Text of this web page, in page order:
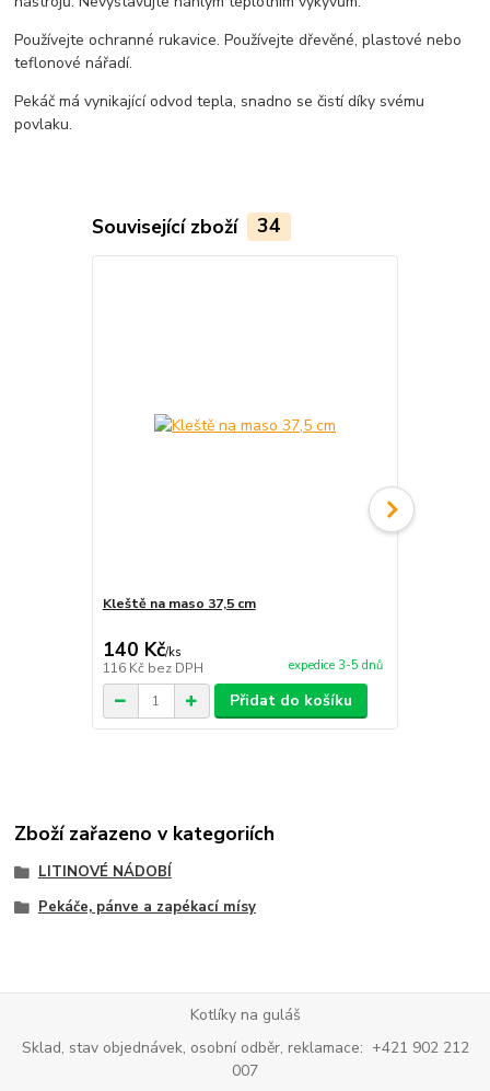
Používejte ochranné rukavice. Používejte dřevěné, plastové nebo
teflonové nářadí.
Pekáč má vynikající odvod tepla, snadno se čistí díky svému
povlaku.
Související zboží 34
Kleště na maso 37,5 cm
140 Kč/ks
116 Kč bez DPH expedice 3-5 dnů
Přidat do košíku
Zboží zařazeno v kategoriích
LITINOVÉ NÁDOBÍ
Pekáče, pánve a zapékací mísy
Kotlíky na guláš
Sklad, stav objednávek, osobní odběr, reklamace: +421 902 212
007